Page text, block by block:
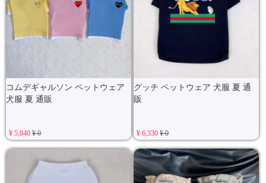
コムデギャルソン ペットウェア
犬服 夏 通販
¥ 5,840¥ 0
グッチ ペットウェア 犬服 夏 通
販
¥ 6,330¥ 0